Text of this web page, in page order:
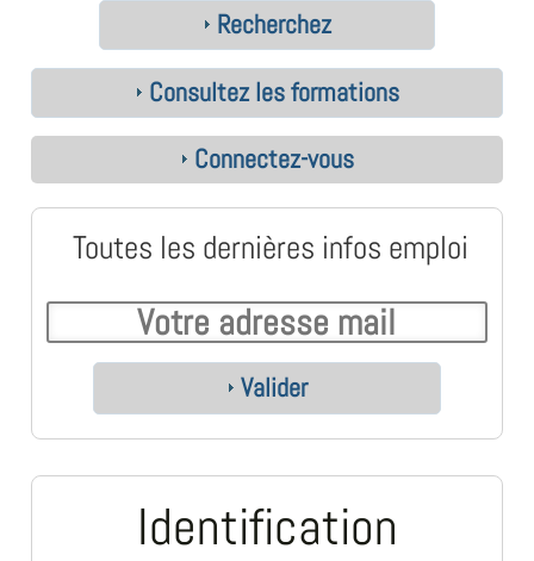
Recherchez
Consultez les formations
Connectez-vous
Toutes les dernières infos emploi
Valider
Identification